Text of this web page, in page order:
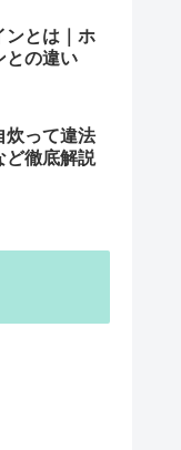
ンとは｜ホ
との違い
炊って違法
ど徹底解説